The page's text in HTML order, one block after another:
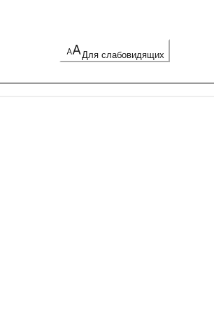
Для слабовидящих